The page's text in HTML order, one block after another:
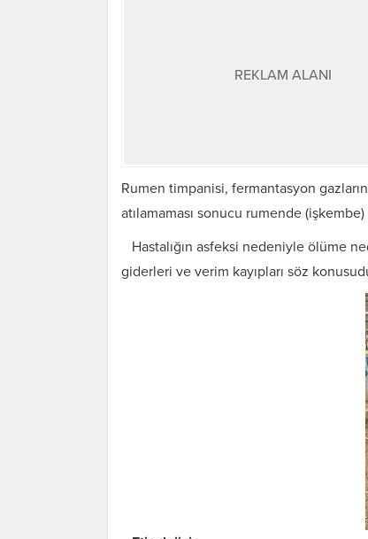
REKLAM ALANI
Rumen timpanisi, fermantasyon
atılamaması sonucu rumende (işkembe)
Hastalığın asfeksi nedeniyle ölüme
giderleri ve verim kayıpları söz